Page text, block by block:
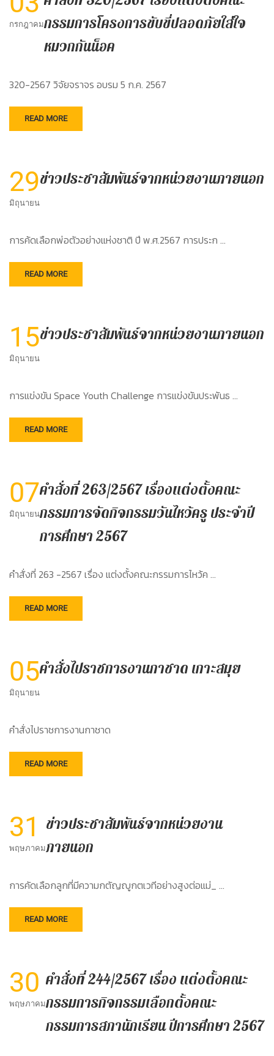
กรกฎาคมกรรมการโครงการขับขี่ปลอดภัยใส่ใจ
หมวกกันน็อค
320-2567 วิจัยจราจร อบรม 5 ก.ค. 2567
READ MORE
29
มิถุนายน
ข่าวประชาสัมพันธ์จากหน่วยงานภายนอก
การค้ดเลือกพ่อตัวอย่างแห่งชาติ ปี พ.ศ.2567 การประก …
READ MORE
15
มิถุนายน
ข่าวประชาสัมพันธ์จากหน่วยงานภายนอก
การแข่งขัน Space Youth Challenge การแข่งขันประพันธ …
READ MORE
07
มิถุนายน
คำสั่งที่ 263/2567 เรื่องแต่งตั้งคณะ
กรรมการจัดกิจกรรมวันไหว้ครู ประจำปี
การศึกษา 2567
คำสั่งที่ 263 -2567 เรื่อง แต่งตั้งคณะกรรมการไหว้ค …
READ MORE
05
มิถุนายน
คำสั่งไปราชการงานกาชาด เกาะสมุย
คำสั่งไปราชการงานกาชาด
READ MORE
31
พฤษภาคม
ข่าวประชาสัมพันธ์จากหน่วยงาน
ภายนอก
การคัดเลือกลูกที่มีความกตัญญูกตเวทีอย่างสูงต่อแม่_ …
READ MORE
30
พฤษภาคม
คำสั่งที่ 244/2567 เรื่อง แต่งตั้งคณะ
กรรมการกิจกรรมเลือกตั้งคณะ
กรรมการสภานักเรียน ปีการศึกษา 2567